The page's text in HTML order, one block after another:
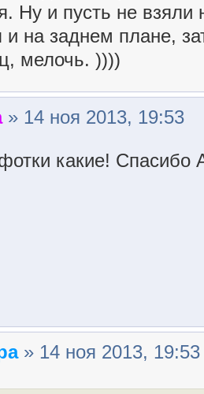
Ну и пусть не
и на заднем плане,
мелочь. ))))
» 14 ноя 2013, 19:53
какие! Спасибо
» 14 ноя 2013, 19:53